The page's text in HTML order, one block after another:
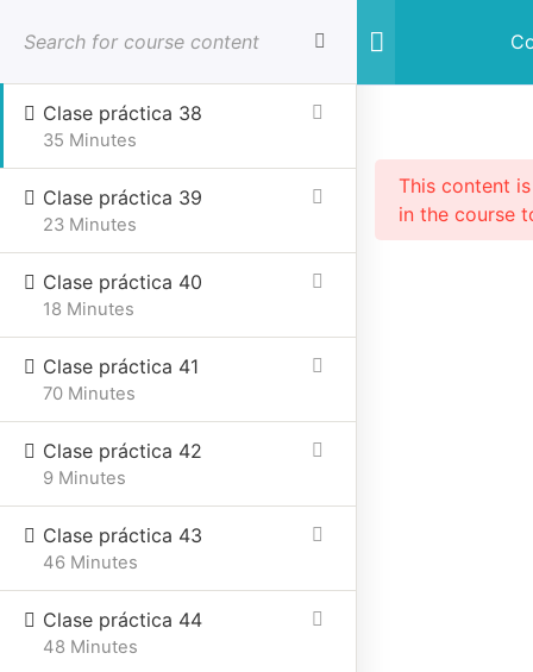
Iniciar sesión Cerrar sesion
Home Cursos online
Constelaciones Familiares
Clase práctica 37
29 Minutes
Clase práctica 38
35 Minutes
Clase práctica 39
23 Minutes
Clase práctica 40
18 Minutes
Clase práctica 41
70 Minutes
Clase práctica 42
9 Minutes
Clase práctica 43
46 Minutes
Clase práctica 44
48 Minutes
This content
in the course
Mar del